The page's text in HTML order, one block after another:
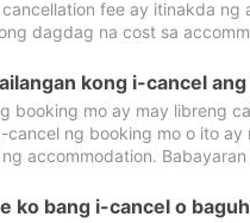
fee ay itinakda
dagdag na cost sa
kong i-cancel
booking mo ay may libreng
cancel ng booking mo o ito
accommodation.
ko bang i-cancel o